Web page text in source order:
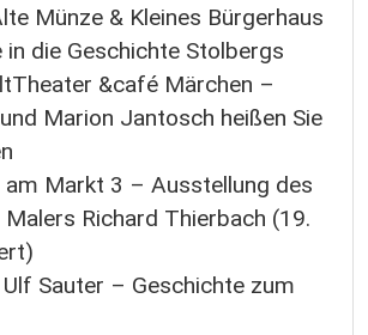
Münze & Kleines Bürgerhaus
in die Geschichte Stolbergs
&café Märchen –
Marion Jantosch heißen Sie
am Markt 3 – Ausstellung des
Richard Thierbach (19.
Sauter – Geschichte zum